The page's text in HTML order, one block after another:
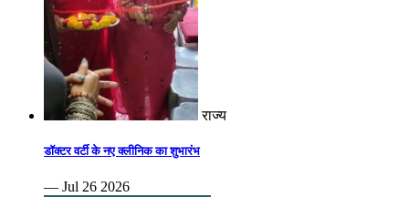
राज्य
डॉक्टर वर्टी के नए क्लीनिक का शुभारंभ
— Jul 26 2026